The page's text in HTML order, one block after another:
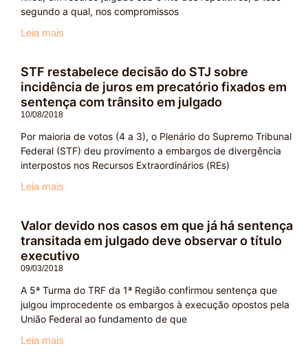
segundo a qual, nos compromissos
Leia mais
STF restabelece decisão do STJ sobre
incidência de juros em precatório fixados em
sentença com trânsito em julgado
10/08/2018
Por maioria de votos (4 a 3), o Plenário do Supremo Tribunal
Federal (STF) deu provimento a embargos de divergência
interpostos nos Recursos Extraordinários (REs)
Leia mais
Valor devido nos casos em que já há sentença
transitada em julgado deve observar o título
executivo
09/03/2018
A 5ª Turma do TRF da 1ª Região confirmou sentença que
julgou improcedente os embargos à execução opostos pela
União Federal ao fundamento de que
Leia mais